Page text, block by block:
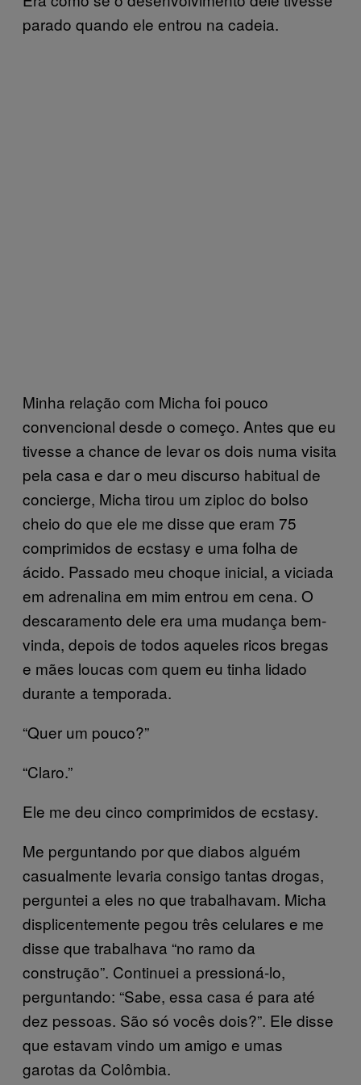
parado quando ele entrou na cadeia.
Minha relação com Micha foi pouco
convencional desde o começo. Antes que eu
tivesse a chance de levar os dois numa visita
pela casa e dar o meu discurso habitual de
concierge, Micha tirou um ziploc do bolso
cheio do que ele me disse que eram 75
comprimidos de ecstasy e uma folha de
ácido. Passado meu choque inicial, a viciada
em adrenalina em mim entrou em cena. O
descaramento dele era uma mudança bem-
vinda, depois de todos aqueles ricos bregas
e mães loucas com quem eu tinha lidado
durante a temporada.
“Quer um pouco?”
“Claro.”
Ele me deu cinco comprimidos de ecstasy.
Me perguntando por que diabos alguém
casualmente levaria consigo tantas drogas,
perguntei a eles no que trabalhavam. Micha
displicentemente pegou três celulares e me
disse que trabalhava “no ramo da
construção”. Continuei a pressioná-lo,
perguntando: “Sabe, essa casa é para até
dez pessoas. São só vocês dois?”. Ele disse
que estavam vindo um amigo e umas
garotas da Colômbia.